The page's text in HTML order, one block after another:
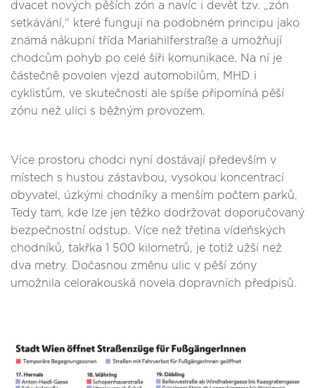
dvacet nových pěších zón a navíc i devět tzv. „zón
setkávání,“ které fungují na podobném principu jako
známá nákupní třída Mariahilferstraße a umožňují
chodcům pohyb po celé šíři komunikace. Na ní je
částečně povolen vjezd automobilům, MHD i
cyklistům, ve skutečnosti ale spíše připomíná pěší
zónu než ulici s běžným provozem.
Více prostoru chodci nyní dostávají především v
místech s hustou zástavbou, vysokou koncentrací
obyvatel, úzkými chodníky a menším počtem parků.
Tedy tam, kde lze jen těžko dodržovat doporučovaný
bezpečnostní odstup. Více než třetina vídeňských
chodníků, takřka 1 500 kilometrů, je totiž užší než
dva metry. Dočasnou změnu ulic v pěší zóny
umožnila celorakouská novela dopravních předpisů.